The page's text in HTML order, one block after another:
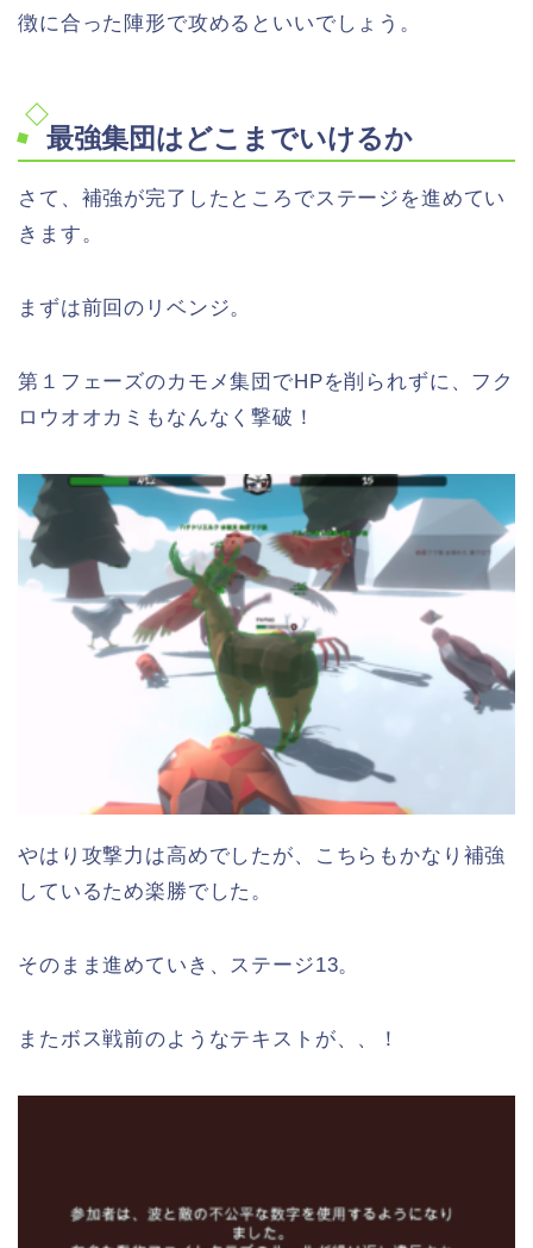
徴に合った陣形で攻めるといいでしょう。
最強集団はどこまでいけるか
さて、補強が完了したところでステージを進めてい
きます。
まずは前回のリベンジ。
第１フェーズのカモメ集団でHPを削られずに、フク
ロウオオカミもなんなく撃破！
やはり攻撃力は高めでしたが、こちらもかなり補強
しているため楽勝でした。
そのまま進めていき、ステージ13。
またボス戦前のようなテキストが、、！